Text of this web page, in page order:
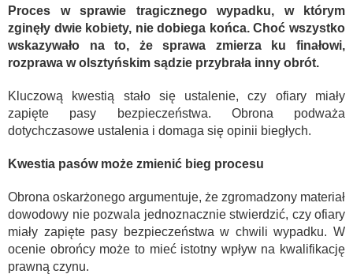
Proces w sprawie tragicznego wypadku, w którym
zginęły dwie kobiety, nie dobiega końca. Choć wszystko
wskazywało na to, że sprawa zmierza ku finałowi,
rozprawa w olsztyńskim sądzie przybrała inny obrót.
Kluczową kwestią stało się ustalenie, czy ofiary miały
zapięte pasy bezpieczeństwa. Obrona podważa
dotychczasowe ustalenia i domaga się opinii biegłych.
Kwestia pasów może zmienić bieg procesu
Obrona oskarżonego argumentuje, że zgromadzony materiał
dowodowy nie pozwala jednoznacznie stwierdzić, czy ofiary
miały zapięte pasy bezpieczeństwa w chwili wypadku. W
ocenie obrońcy może to mieć istotny wpływ na kwalifikację
prawną czynu.